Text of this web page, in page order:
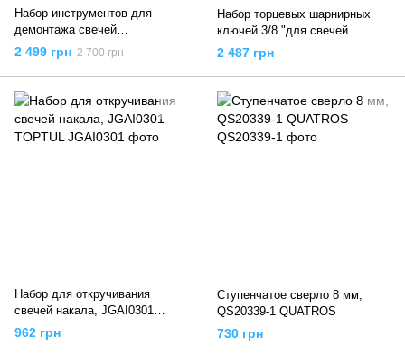
Набор инструментов для
демонтажа свечей
накаливания в двигателях
HSS, 22 шт, YT-05345 YATO
2 499 грн 2 700 грн
Набор торцевых шарнирных
ключей 3/8 "для свечей
накаливания, QS20377
QUATROS
2 487 грн
Набор для откручивания
свечей накала, JGAI0301
TOPTUL
962 грн
Ступенчатое сверло 8 мм,
QS20339-1 QUATROS
730 грн